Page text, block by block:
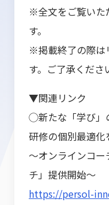
※全文をご覧いた
す。
※掲載終了の際は
す。ご了承くださ
▼関連リンク
◯新たな「学び
研修の個別最適化
～オンラインコ
チ」提供開始～
https://persol-